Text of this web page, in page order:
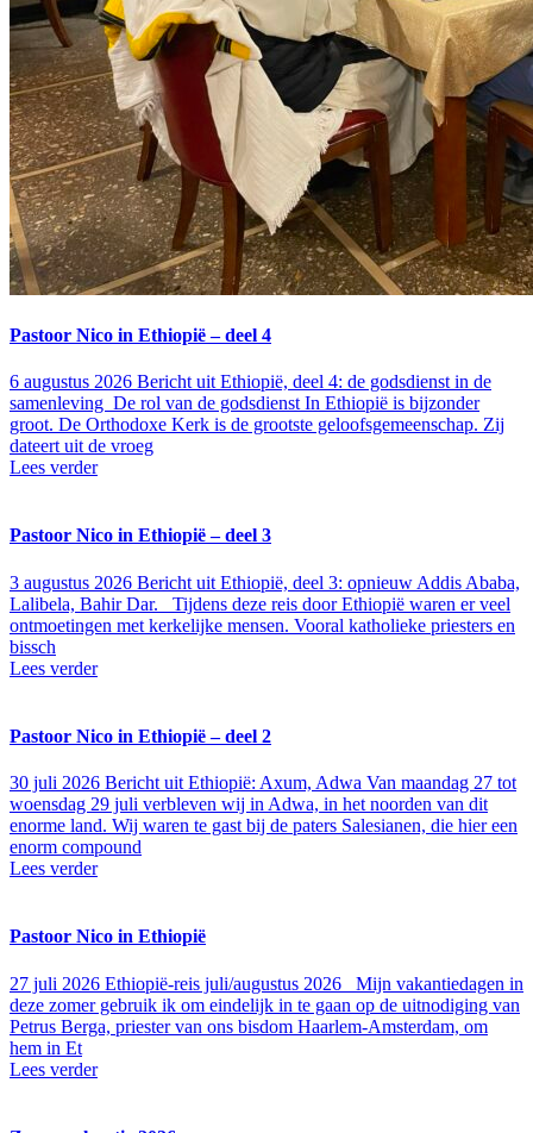
Pastoor Nico in Ethiopië – deel 4
6 augustus 2026 Bericht uit Ethiopië, deel 4: de godsdienst in de
samenleving De rol van de godsdienst In Ethiopië is bijzonder
groot. De Orthodoxe Kerk is de grootste geloofsgemeenschap. Zij
dateert uit de vroeg
Lees verder
Pastoor Nico in Ethiopië – deel 3
3 augustus 2026 Bericht uit Ethiopië, deel 3: opnieuw Addis Ababa,
Lalibela, Bahir Dar. Tijdens deze reis door Ethiopië waren er veel
ontmoetingen met kerkelijke mensen. Vooral katholieke priesters en
bissch
Lees verder
Pastoor Nico in Ethiopië – deel 2
30 juli 2026 Bericht uit Ethiopië: Axum, Adwa Van maandag 27 tot
woensdag 29 juli verbleven wij in Adwa, in het noorden van dit
enorme land. Wij waren te gast bij de paters Salesianen, die hier een
enorm compound
Lees verder
Pastoor Nico in Ethiopië
27 juli 2026 Ethiopië-reis juli/augustus 2026 Mijn vakantiedagen in
deze zomer gebruik ik om eindelijk in te gaan op de uitnodiging van
Petrus Berga, priester van ons bisdom Haarlem-Amsterdam, om
hem in Et
Lees verder